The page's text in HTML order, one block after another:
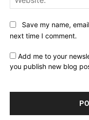
Save my name,
next time I comment.
Add me to your
you publish new blog